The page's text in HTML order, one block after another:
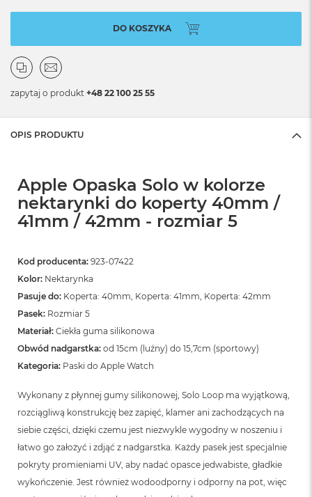
DO KOSZYKA
zapytaj o produkt +48 22 100 25 55
OPIS PRODUKTU
Apple Opaska Solo w kolorze
nektarynki do koperty 40mm /
41mm / 42mm - rozmiar 5
Kod producenta: 923-07422
Kolor: Nektarynka
Pasuje do: Koperta: 40mm, Koperta: 41mm, Koperta: 42mm
Pasek: Rozmiar 5
Materiał: Ciekła guma silikonowa
Obwód nadgarstka: od 15cm (luźny) do 15,7cm (sportowy)
Kategoria: Paski do Apple Watch
Wykonany z płynnej gumy silikonowej, Solo Loop ma wyjątkową,
rozciągliwą konstrukcję bez zapięć, klamer ani zachodzących na
siebie części, dzięki czemu jest niezwykle wygodny w noszeniu i
łatwo go założyć i zdjąć z nadgarstka. Każdy pasek jest specjalnie
pokryty promieniami UV, aby nadać opasce jedwabiste, gładkie
wykończenie. Jest również wodoodporny i odporny na pot, więc